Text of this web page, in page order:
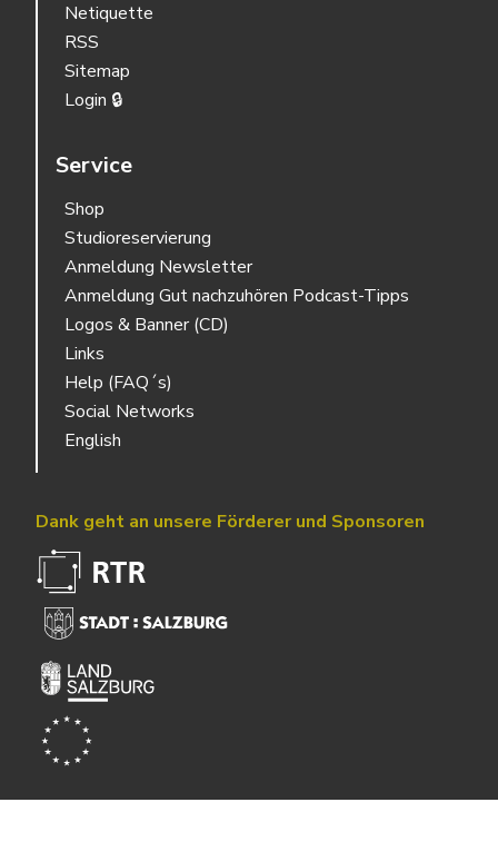
Netiquette
RSS
Sitemap
Login 🔒
Service
Shop
Studioreservierung
Anmeldung Newsletter
Anmeldung Gut nachzuhören Podcast-Tipps
Logos & Banner (CD)
Links
Help (FAQ´s)
Social Networks
English
Dank geht an unsere Förderer und Sponsoren